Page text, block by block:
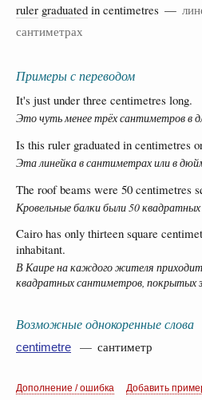
ruler graduated in centimetres —
сантиметрах
Примеры с переводом
It's just under three centimetres long.
Это чуть менее трёх сантиметров в
Is this ruler graduated in centimetres
Эта линейка в сантиметрах или в
The roof beams were 50 centimetres
Кровельные балки были 50
Cairo has only thirteen square
inhabitant.
В Каире на каждого жителя
квадратных сантиметров, покрытых
Возможные однокоренные слова
centimetre — сантиметр
Дополнение / ошибка Добавить